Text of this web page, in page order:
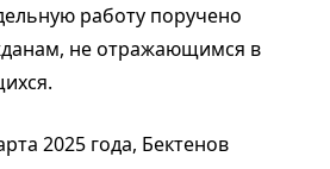
работу поручено
не отражающимся в
2025 года, Бектенов